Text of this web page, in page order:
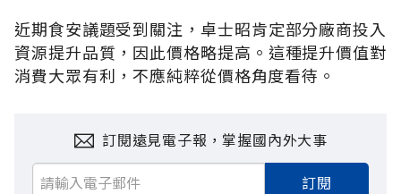
近期食安議題受到關注，卓士昭肯定部分廠商投入
資源提升品質，因此價格略提高。這種提升價值對
消費大眾有利，不應純粹從價格角度看待。
訂閱遠見電子報，掌握國內外大事
訂閱